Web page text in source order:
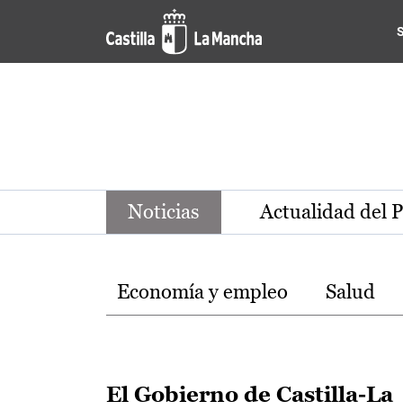
Pasar al contenido principal
Noticias de la región de
Noticias Actualidad del
Temas
Economía y empleo Salud
El Gobierno de Castilla-La